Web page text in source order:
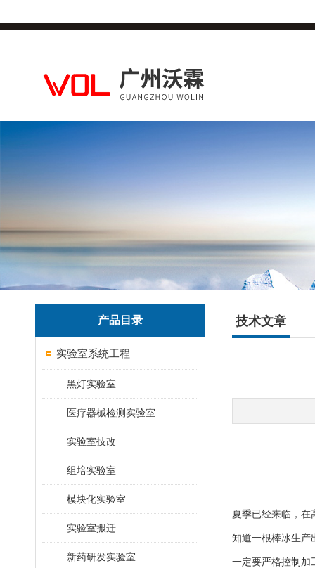
产品目录
实验室系统工程
黑灯实验室
医疗器械检测实验室
实验室技改
组培实验室
模块化实验室
实验室搬迁
新药研发实验室
技术文章
夏季已经来临， 在
知道一根棒冰生产
一定要严格控制加